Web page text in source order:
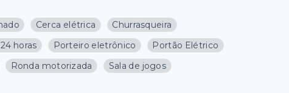
Cerca elétrica
Churrasqueira
horas Porteiro eletrônico
Portão Elétrico
Ronda motorizada
Sala de jogos